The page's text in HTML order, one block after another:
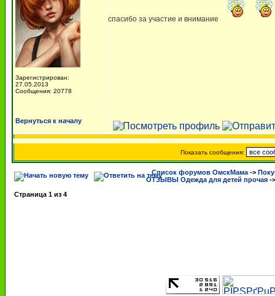
Зарегистрирован:
27.05.2013
Сообщения: 20778
спасибо за участие и внимание
Вернуться к началу
Показать сообщения:
Список форумов ОмскМама ->
ОТЗЫВЫ Одежда для детей прочая -
Страница 1 из 4